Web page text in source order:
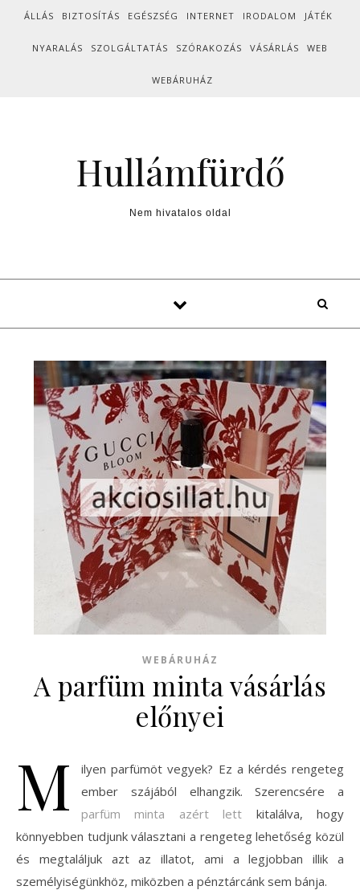
Skip to content
ÁLLÁS BIZTOSÍTÁS EGÉSZSÉG INTERNET IRODALOM JÁTÉK
NYARALÁS SZOLGÁLTATÁS SZÓRAKOZÁS VÁSÁRLÁS WEB
WEBÁRUHÁZ
Hullámfürdő
Nem hivatalos oldal
WEBÁRUHÁZ
A parfüm minta vásárlás
előnyei
M
ilyen parfümöt vegyek? Ez a kérdés rengeteg
ember szájából elhangzik. Szerencsére a
parfüm minta azért lett kitalálva, hogy
könnyebben tudjunk választani a rengeteg lehetőség közül
és megtaláljuk azt az illatot, ami a legjobban illik a
személyiségünkhöz, miközben a pénztárcánk sem bánja.